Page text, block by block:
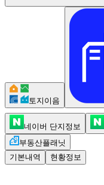
토지이음
네이버 단지정보
부동산플래닛
기본내역
현황정보